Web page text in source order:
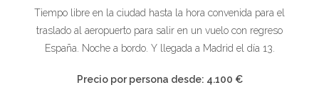
Tiempo libre en la ciudad hasta la hora convenida para el
traslado al aeropuerto para salir en un vuelo con regreso
España. Noche a bordo. Y llegada a Madrid el día 13.
Precio por persona desde: 4.100 €